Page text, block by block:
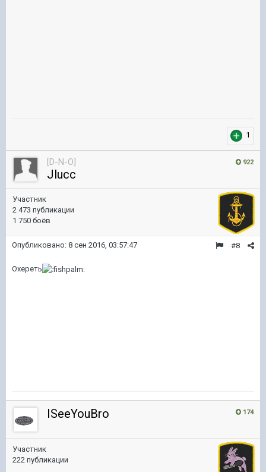
1
922
[D-N-O]
Jlucc
Участник
2 473 публикации
1 750 боёв
#8
Опубликовано: 8 сен 2016, 03:57:47
Охереть
174
ISeeYouBro
Участник
222 публикации